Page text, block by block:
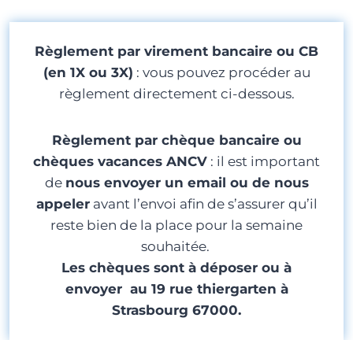
Règlement par virement bancaire ou CB
(en 1X ou 3X) : vous pouvez procéder au
règlement directement ci-dessous.
Règlement par chèque bancaire ou
chèques vacances ANCV : il est important
de nous envoyer un email ou de nous
appeleravant l’envoi afin de s’assurer qu’il
reste bien de la place pour la semaine
souhaitée.
Les chèques sont à déposer ou à
envoyer au 19 rue thiergarten à
Strasbourg 67000.